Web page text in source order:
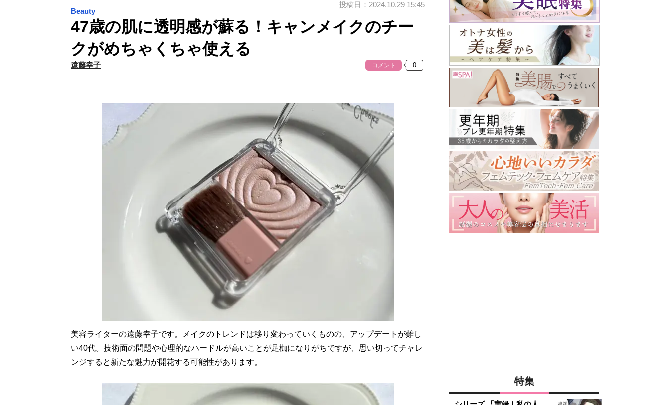
Beauty
投稿日：2024.10.29 15:45
47歳の肌に透明感が蘇る！キャンメイクのチー
クがめちゃくちゃ使える
遠藤幸子 コメント
美容ライターの遠藤幸子です。メイクのトレンドは移り変わっていくものの、アップデートが難し
い40代。技術面の問題や心理的なハードルが高いことが足枷になりがちですが、思い切ってチャレ
ンジすると新たな魅力が開花する可能性があります。
特集